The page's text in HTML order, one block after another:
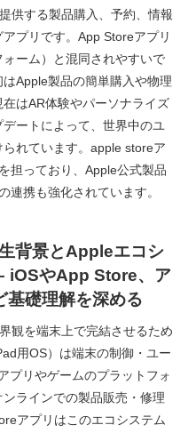
供する製品購入、予約、情報
プリです。App Storeアプリ
ォーム）と混同されやすいで
Apple製品の簡単購入や物理
はAR体験やパーソナライズ
ートによって、世界中のユ
れています。apple storeア
担っており、Apple公式製品
連携も強化されています。
背景とAppleエコシ
iOSやApp Store、ア
基礎理解を深める
観を端末上で完結させるため
用OS）は端末の制御・ユー
プリやゲームのプラットフォ
ラインでの製品販売・修理
アプリはこのエコシステム